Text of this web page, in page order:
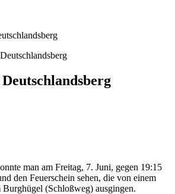
man am Freitag, 7. Juni, gegen 19:15
den Feuerschein sehen, die von einem
Burghügel (Schloßweg) ausgingen.